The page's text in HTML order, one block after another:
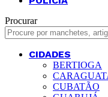
Procurar
CIDADES
BERTIOGA
CUBATÃO